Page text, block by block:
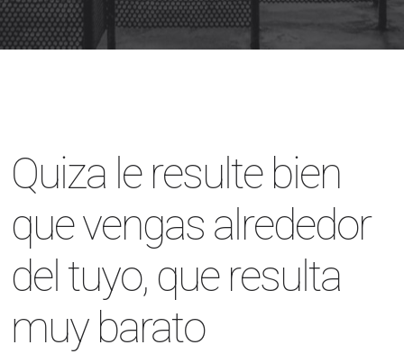
Quiza le resulte bien
que vengas alrededor
del tuyo, que resulta
muy barato